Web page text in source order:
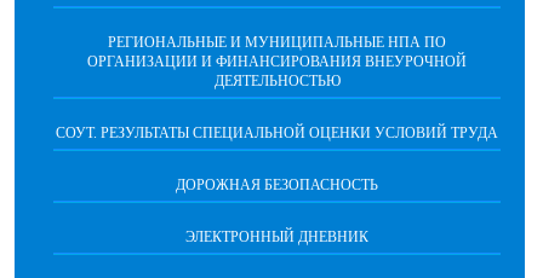
РЕГИОНАЛЬНЫЕ И МУНИЦИПАЛЬНЫЕ НПА ПО
ОРГАНИЗАЦИИ И ФИНАНСИРОВАНИЯ ВНЕУРОЧНОЙ
ДЕЯТЕЛЬНОСТЬЮ
СОУТ. РЕЗУЛЬТАТЫ СПЕЦИАЛЬНОЙ ОЦЕНКИ УСЛОВИЙ ТРУДА
ДОРОЖНАЯ БЕЗОПАСНОСТЬ
ЭЛЕКТРОННЫЙ ДНЕВНИК